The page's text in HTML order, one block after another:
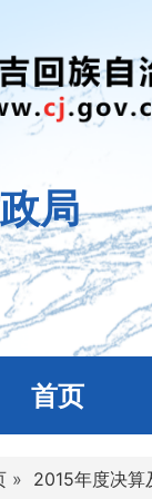
局
首页
» 2015年度决算